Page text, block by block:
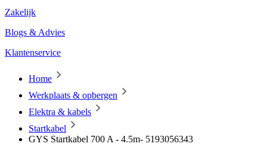
Zakelijk
Blogs & Advies
Klantenservice
Home
Werkplaats & opbergen
Elektra & kabels
Startkabel
GYS Startkabel 700 A - 4.5m- 5193056343